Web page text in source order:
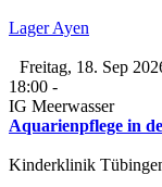
Lager Ayen
Freitag, 18. Sep
18:00 -
IG Meerwasser
Aquarienpflege in
Kinderklinik